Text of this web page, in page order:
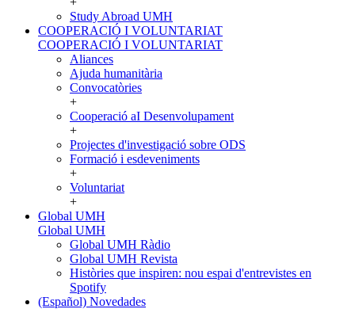
Study Abroad UMH
COOPERACIÓ I VOLUNTARIAT
COOPERACIÓ I VOLUNTARIAT
Aliances
Ajuda humanitària
Convocatòries
+
Cooperació aI Desenvolupament
+
Projectes d'investigació sobre ODS
Formació i esdeveniments
+
Voluntariat
+
Global UMH
Global UMH
Global UMH Ràdio
Global UMH Revista
Històries que inspiren: nou espai d'entrevistes en
Spotify
(Español) Novedades